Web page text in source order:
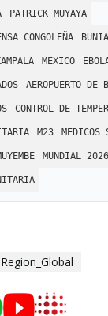
PATRICK MUYAYA
CONGOLEÑA BUNIA
MEXICO
AEROPUERTO DE
CONTROL DE
M23 MEDICOS
MUNDIAL 2026